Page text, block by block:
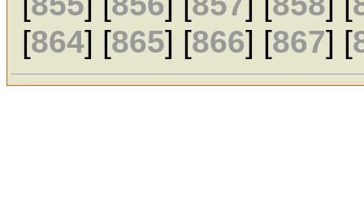
[864] [865] [866] [867] [